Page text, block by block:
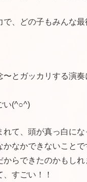
で、どの子もみんな
〜とガッカリする演
い(^○^)
れて、頭が真っ白に
かなかできないことで
からできたのかもしれ
すごい！！